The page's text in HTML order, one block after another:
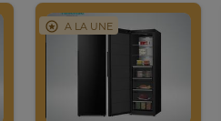
A LA UNE